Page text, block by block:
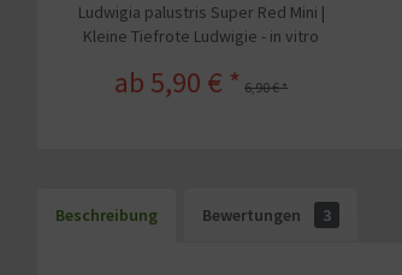
Ludwigia palustris Super Red Mini |
Kleine Tiefrote Ludwigie - in vitro
ab 5,90 € * 6,90 € *
Beschreibung Bewertungen 3